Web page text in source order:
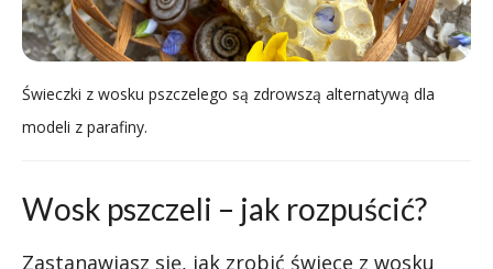
Świeczki z wosku pszczelego są zdrowszą alternatywą dla
modeli z parafiny.
Wosk pszczeli – jak rozpuścić?
Zastanawiasz się, jak zrobić świece z wosku